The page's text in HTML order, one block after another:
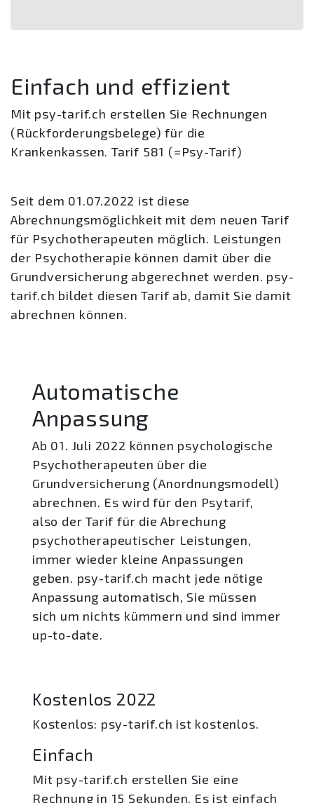
Einfach und effizient
Mit psy-tarif.ch erstellen Sie Rechnungen
(Rückforderungsbelege) für die
Krankenkassen. Tarif 581 (=Psy-Tarif)
Seit dem 01.07.2022 ist diese
Abrechnungsmöglichkeit mit dem neuen Tarif
für Psychotherapeuten möglich. Leistungen
der Psychotherapie können damit über die
Grundversicherung abgerechnet werden. psy-
tarif.ch bildet diesen Tarif ab, damit Sie damit
abrechnen können.
Automatische
Anpassung
Ab 01. Juli 2022 können psychologische
Psychotherapeuten über die
Grundversicherung (Anordnungsmodell)
abrechnen. Es wird für den Psytarif,
also der Tarif für die Abrechung
psychotherapeutischer Leistungen,
immer wieder kleine Anpassungen
geben. psy-tarif.ch macht jede nötige
Anpassung automatisch, Sie müssen
sich um nichts kümmern und sind immer
up-to-date.
Kostenlos 2022
Kostenlos: psy-tarif.ch ist kostenlos.
Einfach
Mit psy-tarif.ch erstellen Sie eine
Rechnung in 15 Sekunden. Es ist einfach